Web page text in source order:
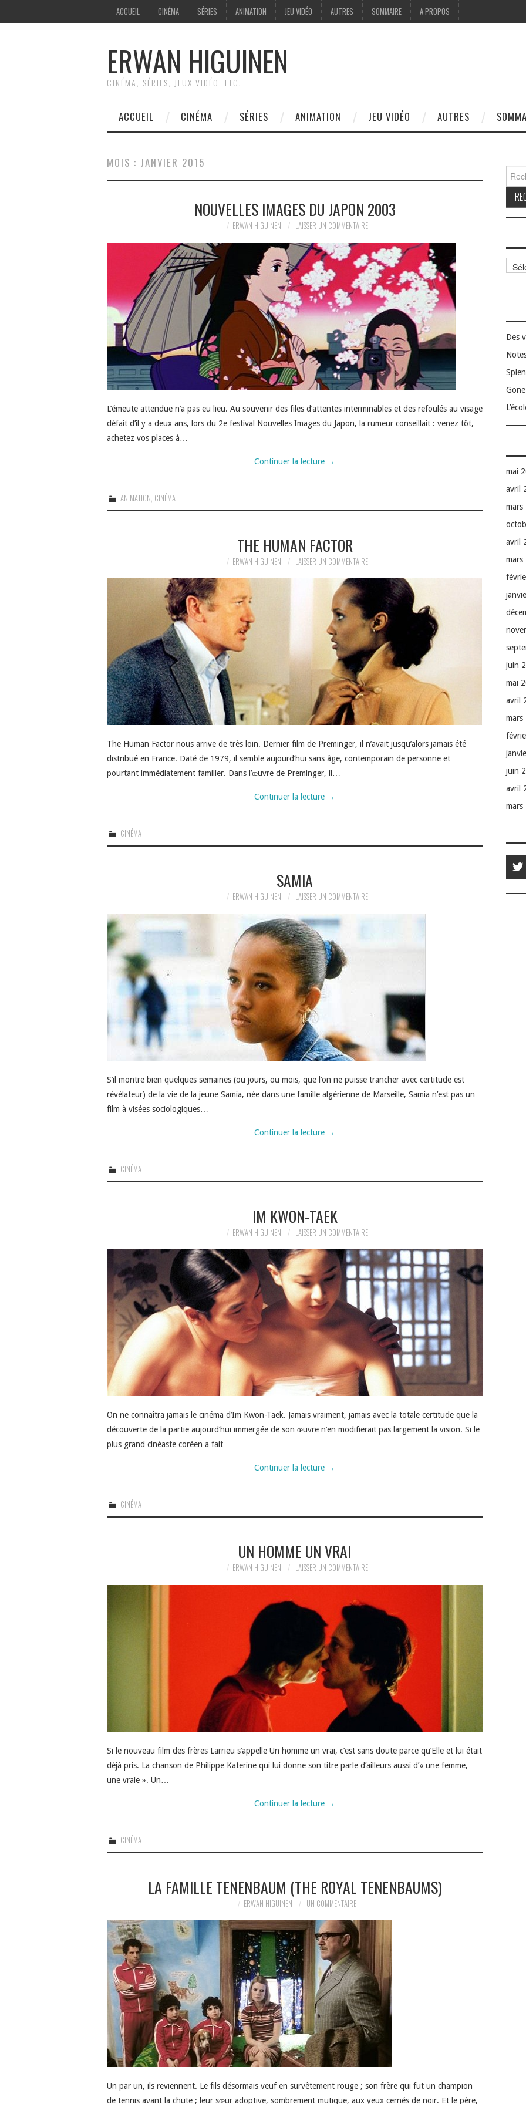
ACCUEIL CINÉMA SÉRIES ANIMATION JEU VIDÉO AUTRES SOMMAIRE A PROPOS
ERWAN HIGUINEN
CINÉMA, SÉRIES, JEUX VIDÉO, ETC.
ACCUEIL CINÉMA SÉRIES ANIMATION JEU VIDÉO AUTRES
MOIS : JANVIER 2015
NOUVELLES IMAGES DU JAPON 2003
ERWAN HIGUINEN LAISSER UN COMMENTAIRE
L’émeute attendue n’a pas eu lieu. Au souvenir des files d’attentes interminables et des refoulés au visage
défait d’il y a deux ans, lors du 2e festival Nouvelles Images du Japon, la rumeur conseillait : venez tôt,
achetez vos places à…
Continuer la lecture →
ANIMATION CINÉMA
THE HUMAN FACTOR
ERWAN HIGUINEN LAISSER UN COMMENTAIRE
The Human Factor nous arrive de très loin. Dernier film de Preminger, il n’avait jusqu’alors jamais été
distribué en France. Daté de 1979, il semble aujourd’hui sans âge, contemporain de personne et
pourtant immédiatement familier. Dans l’œuvre de Preminger, il…
Continuer la lecture →
CINÉMA
SAMIA
ERWAN HIGUINEN LAISSER UN COMMENTAIRE
S’il montre bien quelques semaines (ou jours, ou mois, que l’on ne puisse trancher avec certitude est
révélateur) de la vie de la jeune Samia, née dans une famille algérienne de Marseille, Samia n’est pas un
film à visées sociologiques…
Continuer la lecture →
CINÉMA
IM KWON-TAEK
ERWAN HIGUINEN LAISSER UN COMMENTAIRE
On ne connaîtra jamais le cinéma d’Im Kwon-Taek. Jamais vraiment, jamais avec la totale certitude que la
découverte de la partie aujourd’hui immergée de son œuvre n’en modifierait pas largement la vision. Si le
plus grand cinéaste coréen a fait…
Continuer la lecture →
CINÉMA
UN HOMME UN VRAI
ERWAN HIGUINEN LAISSER UN COMMENTAIRE
Si le nouveau film des frères Larrieu s’appelle Un homme un vrai, c’est sans doute parce qu’Elle et lui était
déjà pris. La chanson de Philippe Katerine qui lui donne son titre parle d’ailleurs aussi d’« une femme,
une vraie ». Un…
Continuer la lecture →
CINÉMA
LA FAMILLE TENENBAUM (THE ROYAL TENENBAUMS)
ERWAN HIGUINEN UN COMMENTAIRE
Un par un, ils reviennent. Le fils désormais veuf en survêtement rouge ; son frère qui fut un champion
de tennis avant la chute ; leur sœur adoptive, sombrement mutique, aux yeux cernés de noir. Et le père,
Des
mai
avril
mars
avril
mars
juin
mai
avril
mars
juin
avril
mars